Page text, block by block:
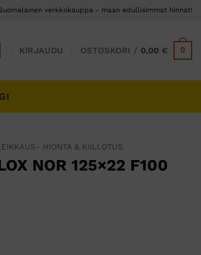
verkkokauppa - maan edullisimmat hinnat!
KIRJAUDU OSTOSKORI / 0,00€ 0
HIONTA & KIILLOTUS
NOR 125×22 F100